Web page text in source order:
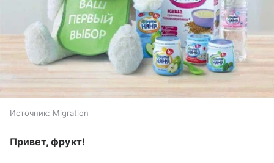
Источник: Migration
Привет, фрукт!